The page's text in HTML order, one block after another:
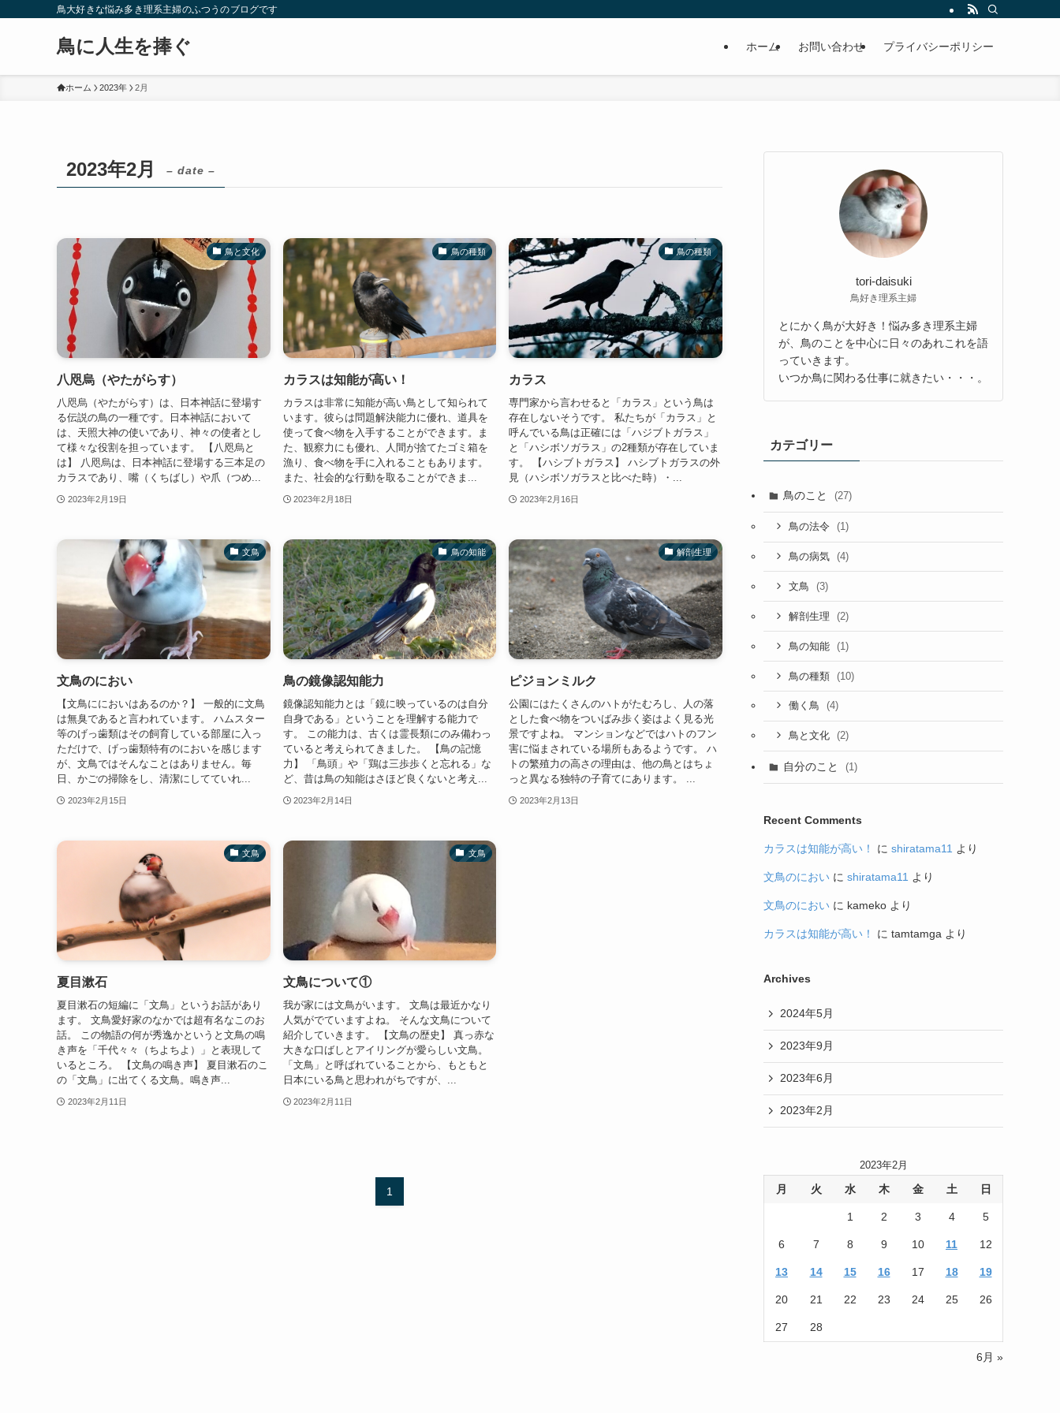
鳥大好きな悩み多き理系主婦のふつうのブログです
鳥に人生を捧ぐ ホーム お問い合わせ プライバシーポリシー
ホーム 2023年 2月
2023年2月 – date –
鳥と文化
八咫烏（やたがらす）
八咫烏（やたがらす）は、日本神話に登場す
る伝説の鳥の一種です。日本神話において
は、天照大神の使いであり、神々の使者とし
て様々な役割を担っています。 【八咫烏と
は】 八咫烏は、日本神話に登場する三本足の
カラスであり、嘴（くちばし）や爪（つめ...
2023年2月19日
鳥の種類
カラスは知能が高い！
カラスは非常に知能が高い鳥として知られて
います。彼らは問題解決能力に優れ、道具を
使って食べ物を入手することができます。ま
た、観察力にも優れ、人間が捨てたゴミ箱を
漁り、食べ物を手に入れることもあります。
また、社会的な行動を取ることができま...
2023年2月18日
鳥の種類
カラス
専門家から言わせると「カラス」という鳥は
存在しないそうです。 私たちが「カラス」と
呼んでいる鳥は正確には「ハジブトガラス」
と「ハシボソガラス」の2種類が存在していま
す。 【ハシブトガラス】 ハシブトガラスの外
見（ハシボソガラスと比べた時）・...
2023年2月16日
文鳥
文鳥のにおい
【文鳥ににおいはあるのか？】 一般的に文鳥
は無臭であると言われています。 ハムスター
等のげっ歯類はその飼育している部屋に入っ
ただけで、げっ歯類特有のにおいを感じます
が、文鳥ではそんなことはありません。毎
日、かごの掃除をし、清潔にしてていれ...
2023年2月15日
鳥の知能
鳥の鏡像認知能力
鏡像認知能力とは「鏡に映っているのは自分
自身である」ということを理解する能力で
す。 この能力は、古くは霊長類にのみ備わっ
ていると考えられてきました。 【鳥の記憶
力】 「鳥頭」や「鶏は三歩歩くと忘れる」な
ど、昔は鳥の知能はさほど良くないと考え...
2023年2月14日
解剖生理
ピジョンミルク
公園にはたくさんのハトがたむろし、人の落
とした食べ物をついばみ歩く姿はよく見る光
景ですよね。 マンションなどではハトのフン
害に悩まされている場所もあるようです。 ハ
トの繁殖力の高さの理由は、他の鳥とはちょ
っと異なる独特の子育てにあります。 ...
2023年2月13日
文鳥
夏目漱石
夏目漱石の短編に「文鳥」というお話があり
ます。 文鳥愛好家のなかでは超有名なこのお
話。 この物語の何が秀逸かというと文鳥の鳴
き声を「千代々々（ちよちよ）」と表現して
いるところ。 【文鳥の鳴き声】 夏目漱石のこ
の「文鳥」に出てくる文鳥。鳴き声...
2023年2月11日
文鳥
文鳥について①
我が家には文鳥がいます。 文鳥は最近かなり
人気がでていますよね。 そんな文鳥について
紹介していきます。 【文鳥の歴史】 真っ赤な
大きな口ばしとアイリングが愛らしい文鳥。
「文鳥」と呼ばれていることから、もともと
日本にいる鳥と思われがちですが、...
2023年2月11日
1
tori-daisuki
鳥好き理系主婦
とにかく鳥が大好き！悩み多き理系主婦
が、鳥のことを中心に日々のあれこれを語
っていきます。
いつか鳥に関わる仕事に就きたい・・・。
カテゴリー
鳥のこと (27)
鳥の法令 (1)
鳥の病気 (4)
文鳥 (3)
解剖生理 (2)
鳥の知能 (1)
鳥の種類 (10)
働く鳥 (4)
鳥と文化 (2)
自分のこと (1)
Recent Comments
カラスは知能が高い！ に shiratama11 より
文鳥のにおい に shiratama11 より
文鳥のにおい に kameko より
カラスは知能が高い！ に tamtamga より
Archives
2024年5月
2023年9月
2023年6月
2023年2月
2023年2月
月 火 水 木 金 土 日
1 2 3 4 5
6 7 8 9 10 11 12
13 14 15 16 17 18 19
20 21 22 23 24 25 26
27 28
6月 »